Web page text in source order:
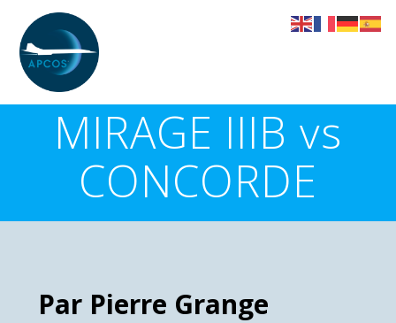
MIRAGE IIIB vs
CONCORDE
Par Pierre Grange